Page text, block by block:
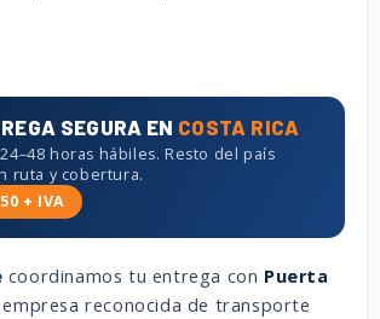
SEGURA EN COSTA RICA
24–48 horas hábiles. Resto del país
ruta y cobertura.
+ IVA
coordinamos tu entrega con Puerta
empresa reconocida de transporte